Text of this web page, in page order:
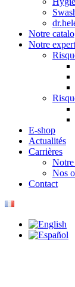
Notre
Notre
E-shop
Actualités
Carrières
Nos
Contact